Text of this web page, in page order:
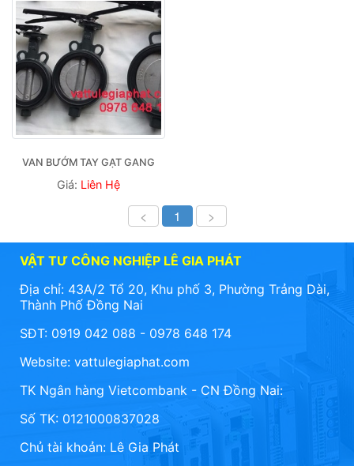
VAN BƯỚM TAY GẠT GANG
Giá: Liên Hệ
< 1 >
VẬT TƯ CÔNG NGHIỆP LÊ GIA PHÁT
Địa chỉ: 43A/2 Tổ 20, Khu phố 3, Phường Trảng Dài,
Thành Phố Đồng Nai
SĐT: 0919 042 088 - 0978 648 174
Website: vattulegiaphat.com
TK Ngân hàng Vietcombank - CN Đồng Nai:
Số TK: 0121000837028
Chủ tài khoản: Lê Gia Phát